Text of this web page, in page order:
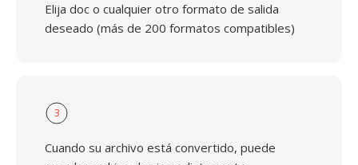
Elija doc o cualquier otro formato de salida
deseado (más de 200 formatos compatibles)
3
Cuando su archivo está convertido, puede